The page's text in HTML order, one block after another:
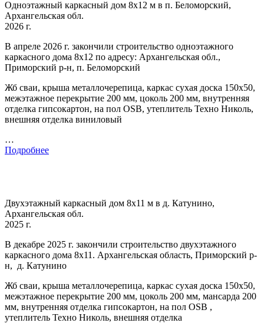
Одноэтажный каркасный дом 8х12 м в п. Беломорский,
Архангельская обл.
2026 г.
В апреле 2026 г. закончили строительство одноэтажного
каркасного дома 8х12 по адресу: Архангельская обл.,
Приморский р-н, п. Беломорский
Жб сваи, крыша металлочерепица, каркас сухая доска 150х50,
межэтажное перекрытие 200 мм, цоколь 200 мм, внутренняя
отделка гипсокартон, на пол OSB, утеплитель Техно Николь,
внешняя отделка виниловый
…
Подробнее
Двухэтажный каркасный дом 8х11 м в д. Катунино,
Архангельская обл.
2025 г.
В декабре 2025 г. закончили строительство двухэтажного
каркасного дома 8х11. Архангельская область, Приморский р-
н, д. Катунино
Жб сваи, крыша металлочерепица, каркас сухая доска 150х50,
межэтажное перекрытие 200 мм, цоколь 200 мм, мансарда 200
мм, внутренняя отделка гипсокартон, на пол OSB ,
утеплитель Техно Николь, внешняя отделка